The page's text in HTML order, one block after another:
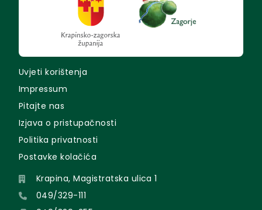
Uvjeti korištenja
Impressum
Pitajte nas
Izjava o pristupačnosti
Politika privatnosti
Postavke kolačića
Krapina, Magistratska ulica 1
049/329-111